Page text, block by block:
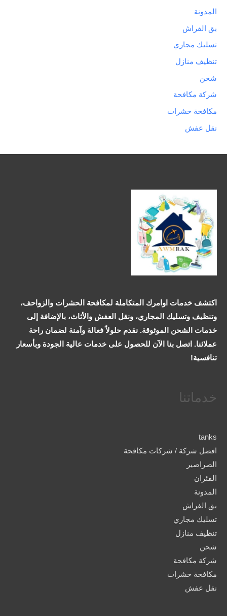
المدونة
بق الفراش
تسليك مجاري
تنظيف منازل
شحن
شركة مكافحة
مكافحة حشرات
نقل عفش
اكتشف خدمات اوامرك المتكاملة لمكافحة الحشرات والزواحف،
وتنظيف وتسليك المجاري، ونقل العفش والأثاث، بالإضافة إلى
خدمات الشحن الموثوقة. نقدم حلولاً فعالة وآمنة لضمان راحة
عملائنا. اتصل بنا الآن للحصول على خدمات عالية الجودة وبأسعار
تنافسية!
خدماتنا
tanks
افضل شركة / شركات مكافحة
الصراصير
الفئران
المدونة
بق الفراش
تسليك مجاري
تنظيف منازل
شحن
شركة مكافحة
مكافحة حشرات
نقل عفش